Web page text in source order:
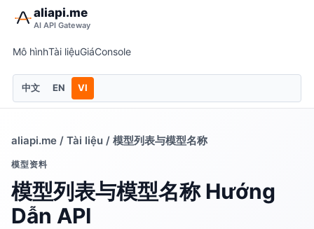
aliapi.me
AI API Gateway
Mô hìnhTài liệuGiáConsole
中文 EN VI
aliapi.me / Tài liệu / 模型列表与模型名称
模型资料
模型列表与模型名称 Hướng
Dẫn API